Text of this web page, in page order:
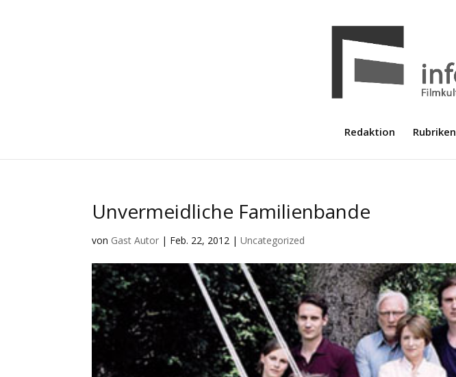
Redaktion Rubriken
Unvermeidliche Familienbande
von Gast Autor | Feb. 22, 2012 |Uncategorized